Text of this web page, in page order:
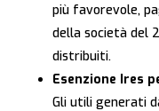
più favorevole,
della società del
distribuiti.
Esenzione Ires
Gli utili generati